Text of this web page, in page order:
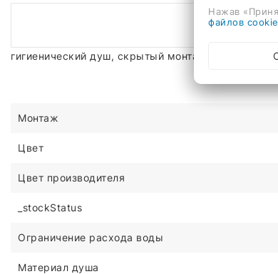
гигиенический душ, скрытый монтаж,
Монтаж
Цвет
Цвет производителя
_stockStatus
Ограничение расхода воды
Материал душа
Нажав
файлов cookie